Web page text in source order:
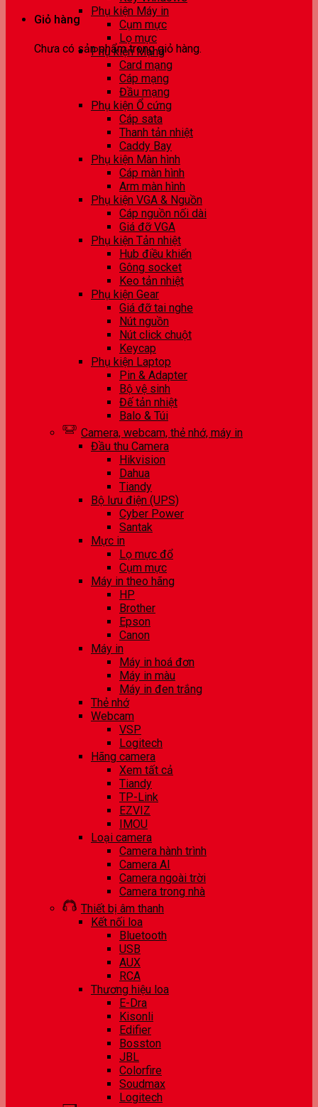
Giỏ hàng
Chưa có sản phẩm trong giỏ hàng.
Phụ kiện Máy in
Cụm mực
Lọ mực
Phụ kiện Mạng
Card mạng
Cáp mạng
Đầu mạng
Phụ kiện Ổ cứng
Cáp sata
Thanh tản nhiệt
Caddy Bay
Phụ kiện Màn hình
Cáp màn hình
Arm màn hình
Phụ kiện VGA & Nguồn
Cáp nguồn nối dài
Giá đỡ VGA
Phụ kiện Tản nhiệt
Hub điều khiển
Gông socket
Keo tản nhiệt
Phụ kiện Gear
Giá đỡ tai nghe
Nút nguồn
Nút click chuột
Keycap
Phụ kiện Laptop
Pin & Adapter
Bộ vệ sinh
Đế tản nhiệt
Balo & Túi
Camera, webcam, thẻ nhớ, máy in
Đầu thu Camera
Hikvision
Dahua
Tiandy
Bộ lưu điện (UPS)
Cyber Power
Santak
Mực in
Lọ mực đổ
Cụm mực
Máy in theo hãng
HP
Brother
Epson
Canon
Máy in
Máy in hoá đơn
Máy in màu
Máy in đen trắng
Thẻ nhớ
Webcam
VSP
Logitech
Hãng camera
Xem tất cả
Tiandy
TP-Link
EZVIZ
IMOU
Loại camera
Camera hành trình
Camera AI
Camera ngoài trời
Camera trong nhà
Thiết bị âm thanh
Kết nối loa
Bluetooth
USB
AUX
RCA
Thương hiệu loa
E-Dra
Kisonli
Edifier
Bosston
JBL
Colorfire
Soudmax
Logitech